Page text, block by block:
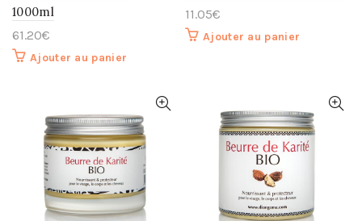
1000ml
61.20€
Ajouter au panier
11.05€
Ajouter au panier